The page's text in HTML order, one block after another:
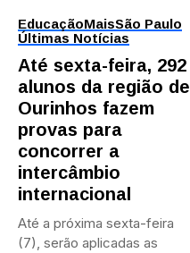
EducaçãoMaisSão Paulo
Últimas Notícias
Até sexta-feira, 292
alunos da região de
Ourinhos fazem
provas para
concorrer a
intercâmbio
internacional
Até a próxima sexta-feira
(7), serão aplicadas as